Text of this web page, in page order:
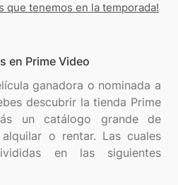
que tenemos en la temporada!
en Prime Video
ganadora o nominada a
descubrir la tienda Prime
un catálogo grande de
o rentar. Las cuales
en las siguientes